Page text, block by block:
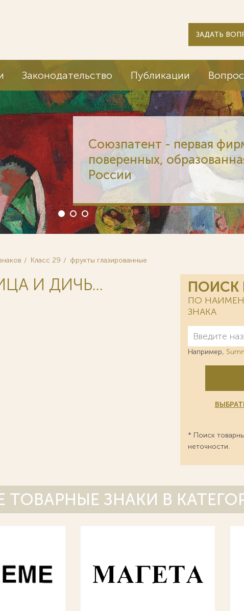
ЗАДАТЬ
Законодательство Публикации
Союзпатент - первая
поверенных,
России
Класс 29 фрукты глазированные
И ДИЧЬ... ПОИСК
ПО
ЗНАКА
Например,
* Поиск
неточности.
ЗНАКИ В